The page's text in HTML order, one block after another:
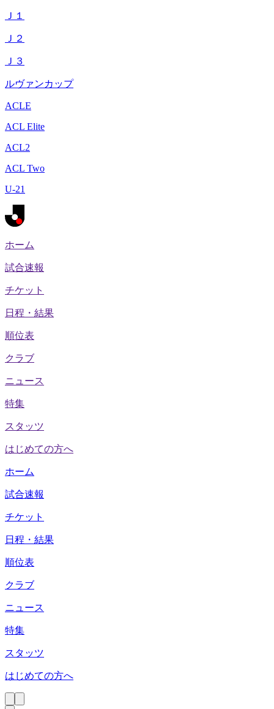
Ｊ１
Ｊ２
Ｊ３
ルヴァンカップ
ACLE
ACL Elite
ACL2
ACL Two
U-21
ホーム
試合速報
チケット
日程・結果
順位表
クラブ
ニュース
特集
スタッツ
はじめての方へ
ホーム
試合速報
チケット
日程・結果
順位表
クラブ
ニュース
特集
スタッツ
はじめての方へ